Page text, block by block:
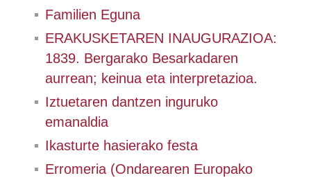
Familien Eguna
ERAKUSKETAREN INAUGURAZIOA:
1839. Bergarako Besarkadaren
aurrean; keinua eta interpretazioa.
Iztuetaren dantzen inguruko
emanaldia
Ikasturte hasierako festa
Erromeria (Ondarearen Europako